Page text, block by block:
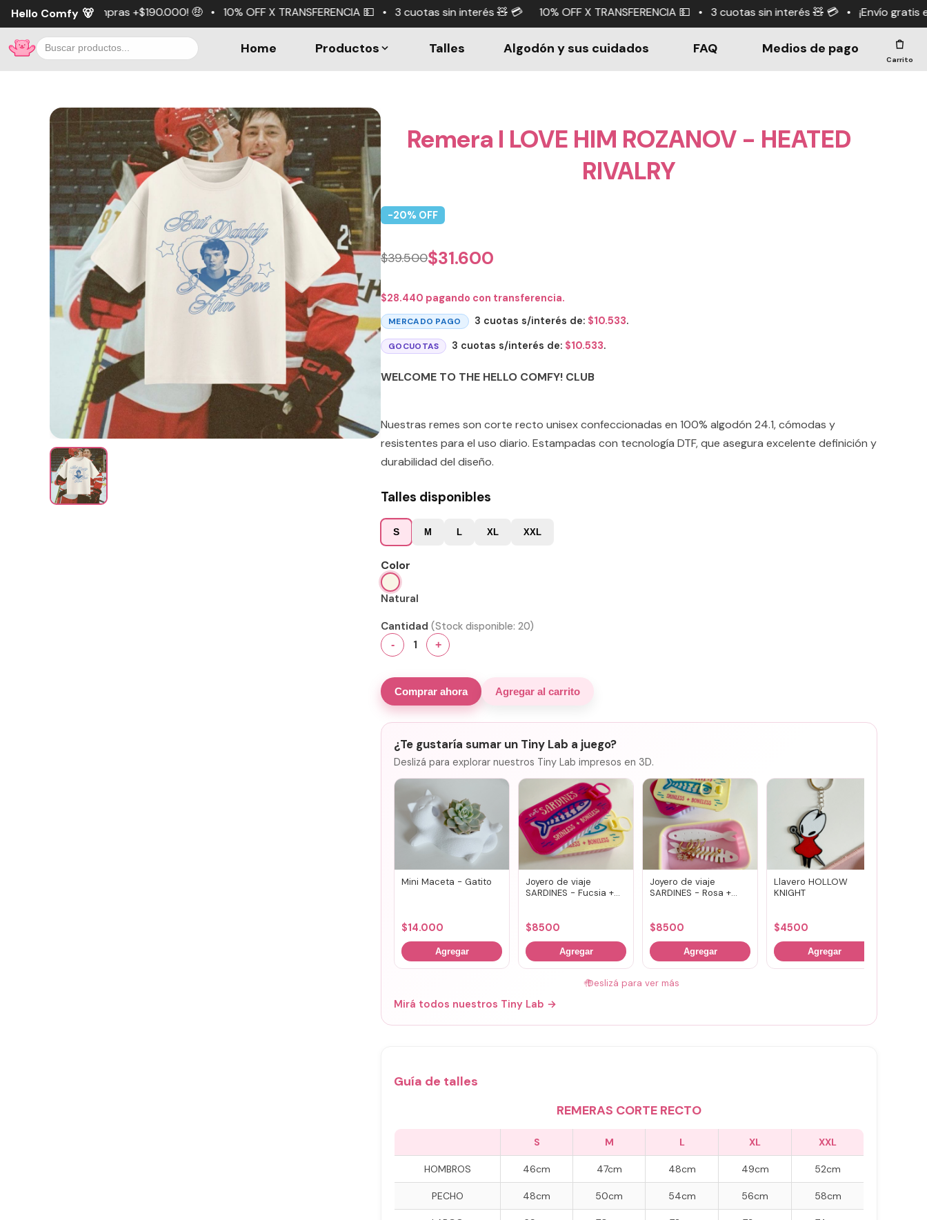
Hello Comfy 🐻
+$190.000! 🤑 • 10% OFF X TRANSFERENCIA 💵 • 3 cuotas sin interés 🧸 💳 10% OFF X TRANSFERENCIA 💵 • 3 cuotas sin interés 🧸 💳 • ¡Envío gratis en compras
Home Productos Talles Algodón y sus cuidados FAQ Medios de pago
Carrito
Remera I LOVE HIM ROZANOV - HEATED
RIVALRY
-20% OFF
$39.500$31.600
$28.440 pagando con transferencia.
MERCADO PAGO 3 cuotas s/interés de: $10.533.
GOCUOTAS 3 cuotas s/interés de: $10.533.
WELCOME TO THE HELLO COMFY! CLUB
Nuestras remes son corte recto unisex confeccionadas en 100% algodón 24.1, cómodas y
resistentes para el uso diario. Estampadas con tecnología DTF, que asegura excelente definición y
durabilidad del diseño.
Talles disponibles
S M L XL XXL
Color
Natural
Cantidad (Stock disponible: 20)
- 1 +
Comprar ahora Agregar al carrito
¿Te gustaría sumar un Tiny Lab a juego?
Deslizá para explorar nuestros Tiny Lab impresos en 3D.
Mini Maceta - Gatito
$14.000
Agregar
Joyero de viaje
SARDINES - Fucsia +
$8500
Agregar
Joyero de viaje
SARDINES - Rosa +
$8500
Agregar
Llavero HOLLOW
KNIGHT
$4500
Agregar
🤚Deslizá para ver más
Mirá todos nuestros Tiny Lab →
Guía de talles
REMERAS CORTE RECTO
S M L XL XXL
HOMBROS 46cm 47cm 48cm 49cm 52cm
PECHO 48cm 50cm 54cm 56cm 58cm